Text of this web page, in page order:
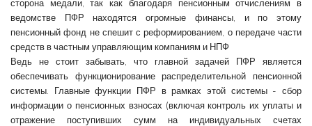
сторона медали, так как благодаря пенсионным отчислениям в
ведомстве ПФР находятся огромные финансы, и по этому
пенсионный фонд не спешит с реформированием, о передаче части
средств в частным управляющим компаниям и НПФ
Ведь не стоит забывать, что главной задачей ПФР является
обеспечивать функционирование распределительной пенсионной
системы. Главные функции ПФР в рамках этой системы - сбор
информации о пенсионных взносах (включая контроль их уплаты и
отражение поступивших сумм на индивидуальных счетах